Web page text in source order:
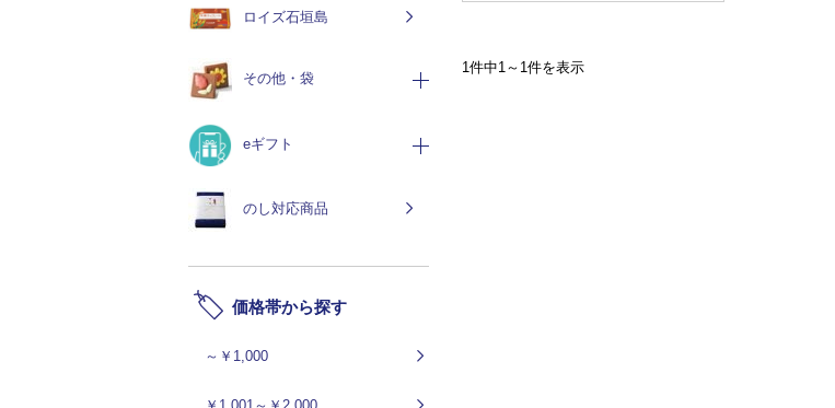
1件中1～1件を表示
ロイズ石垣島
その他・袋
eギフト
のし対応商品
価格帯から探す
～￥1,000